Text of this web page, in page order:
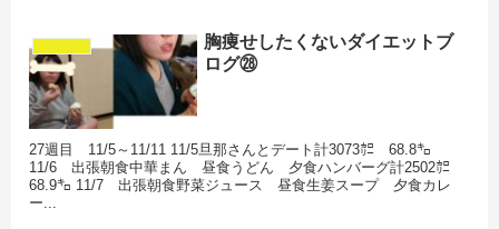
胸痩せしたくないダイエットブ
ログ㉘
27週目 11/5～11/11 11/5旦那さんとデート計3073㌍ 68.8㌔
11/6 出張朝食中華まん 昼食うどん 夕食ハンバーグ計2502㌍
68.9㌔ 11/7 出張朝食野菜ジュース 昼食生姜スープ 夕食カレ
ー...